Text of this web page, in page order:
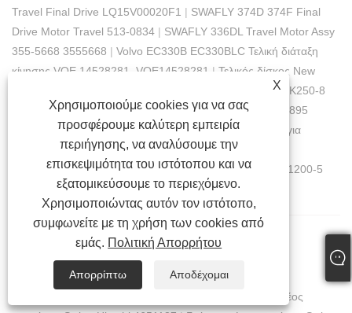
Travel Final Drive LQ15V00020F1 | SWAFLY 374D 374F Final
Drive Motor Travel 513-0834 | SWAFLY 336DL Travel Motor Assy
355-5668 3555668 | Volvo EC330B EC330BLC Τελική διάταξη
κίνησης VOE 14528281, VOE14528281 | Τελικός δίσκος New
Kobelco SK235SR-2 SK250-8
SK260-8 Motor Travel LQ15V00020F1|2095895 209-5895
Τελική μετάδοση κίνησης υδραυλικού κινητήρα ταξιδιού για
εκσκαφέα Caterpilalr E365C E385C E385B E390D
|4438786 Κύρια υδραυλική αντλία για Hitachi Ex1200-5
(YA00003081)
Swing Motors
Γνήσιος νέος
X
Χρησιμοποιούμε cookies για να σας
προσφέρουμε καλύτερη εμπειρία
περιήγησης, να αναλύσουμε την
επισκεψιμότητα του ιστότοπου και να
εξατομικεύσουμε το περιεχόμενο.
Χρησιμοποιώντας αυτόν τον ιστότοπο,
συμφωνείτε με τη χρήση των cookies από
εμάς. Πολιτική Απορρήτου
Απορρίπτω Αποδέχομαι